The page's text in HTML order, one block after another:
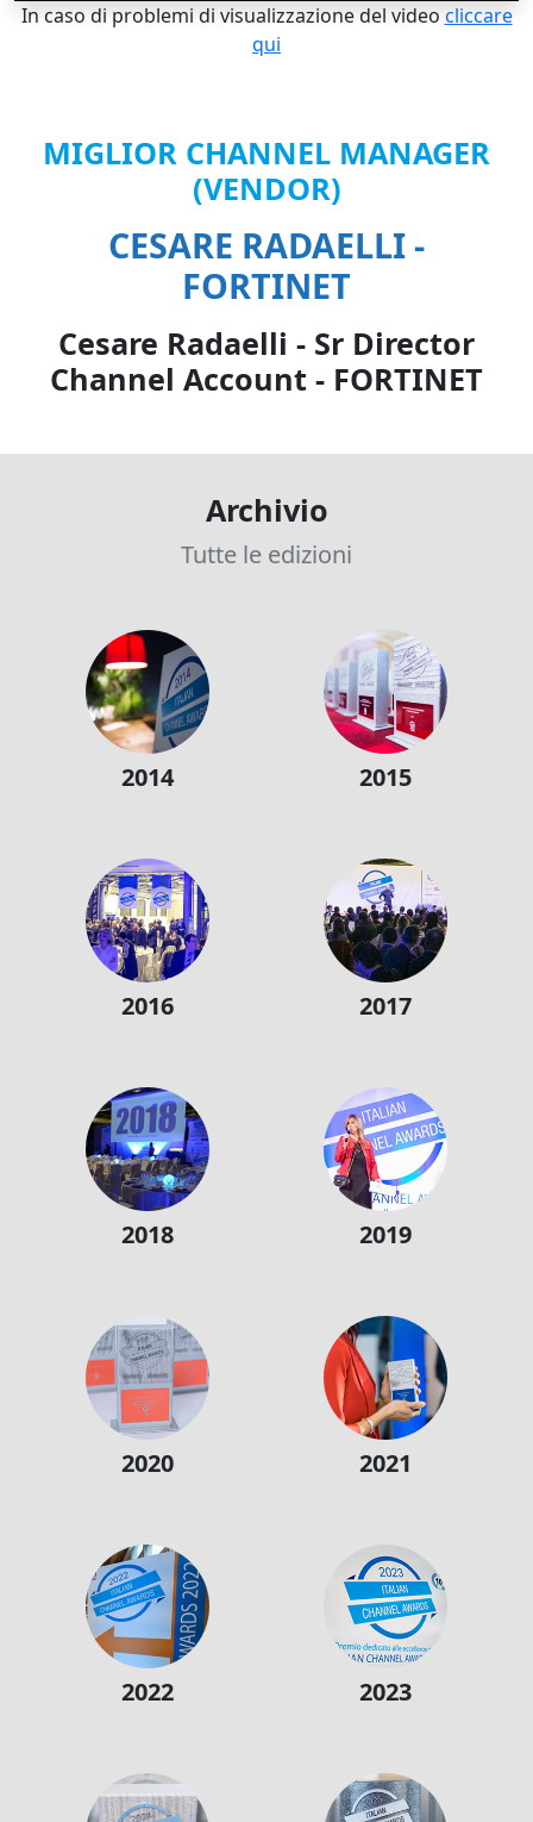
In caso di problemi di visualizzazione del video cliccare
qui
MIGLIOR CHANNEL MANAGER
(VENDOR)
CESARE RADAELLI -
FORTINET
Cesare Radaelli - Sr Director
Channel Account - FORTINET
Archivio
Tutte le edizioni
2014 2015
2016 2017
2018 2019
2020 2021
2022 2023